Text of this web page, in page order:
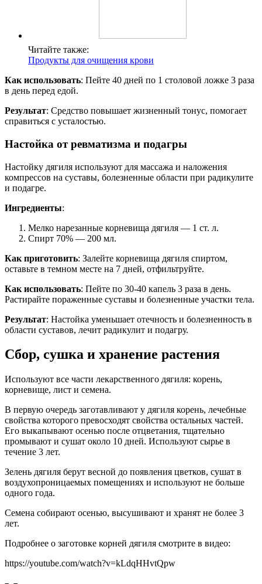
Читайте также:
Продукты для очищения крови
Как использовать: Пейте 40 дней по 1 столовой ложке 3 раза
в день перед едой.
Результат: Средство повышает жизненный тонус, помогает
справиться с усталостью.
Настойка от ревматизма и подагры
Настойку дягиля используют для массажа и наложения
компрессов на суставы, болезненные области при радикулите
и подагре.
Ингредиенты:
Мелко нарезанные корневища дягиля — 1 ст. л.
Спирт 70% — 200 мл.
Как приготовить: Залейте корневища дягиля спиртом,
оставьте в темном месте на 7 дней, отфильтруйте.
Как использовать: Пейте по 30-40 капель 3 раза в день.
Растирайте пораженные суставы и болезненные участки тела.
Результат: Настойка уменьшает отечность и болезненность в
области суставов, лечит радикулит и подагру.
Сбор, сушка и хранение растения
Используют все части лекарственного дягиля: корень,
корневище, лист и семена.
В первую очередь заготавливают у дягиля корень, лечебные
свойства которого превосходят свойства остальных частей.
Его выкапывают осенью после отцветания, тщательно
промывают и сушат около 10 дней. Используют сырье в
течение 3 лет.
Зелень дягиля берут весной до появления цветков, сушат в
воздухопроницаемых помещениях и используют не больше
одного года.
Семена собирают осенью, высушивают и хранят не более 3
лет.
Подробнее о заготовке корней дягиля смотрите в видео:
https://youtube.com/watch?v=kLdqHHvtQpw